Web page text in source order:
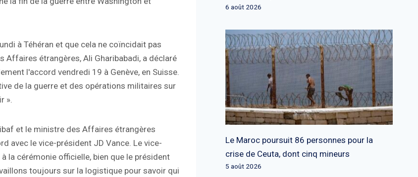
à Téhéran et que cela ne coïncidait pas
Affaires étrangères, Ali Gharibabadi, a déclaré
l'accord vendredi 19 à Genève, en Suisse.
de la guerre et des opérations militaires sur
».
et le ministre des Affaires étrangères
avec le vice-président JD Vance. Le vice-
la cérémonie officielle, bien que le président
toujours sur la logistique pour savoir qui
6 août 2026
Le Maroc poursuit 86 personnes pour la
crise de Ceuta, dont cinq mineurs
5 août 2026